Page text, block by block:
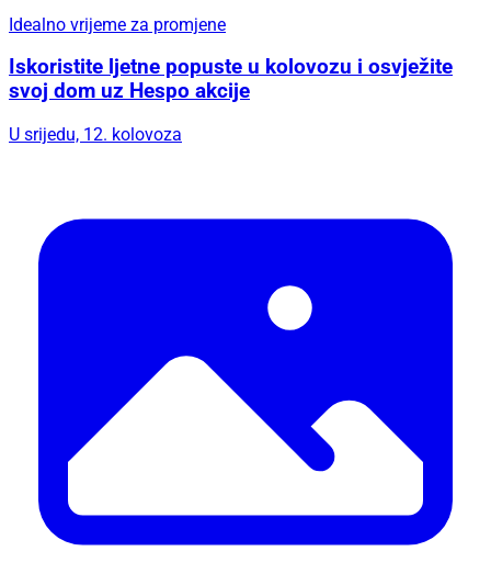
Idealno vrijeme za promjene
Iskoristite ljetne popuste u kolovozu i osvježite
svoj dom uz Hespo akcije
U srijedu, 12. kolovoza